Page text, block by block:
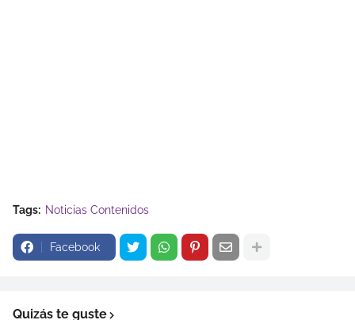
Tags: Noticias Contenidos
Facebook
Quizás te guste